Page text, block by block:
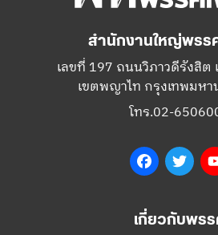
สำนักงานใหญ่พรร
เลขที่ 197 ถนนวิภาวดีรังสิต
เขตพญาไท กรุงเทพมห
โทร.02-
Facebook
เกี่ยวกับพร